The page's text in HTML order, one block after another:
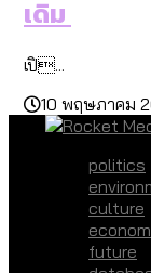
เดิม
เปิ...
10 พฤษภาคม
politics
culture
future